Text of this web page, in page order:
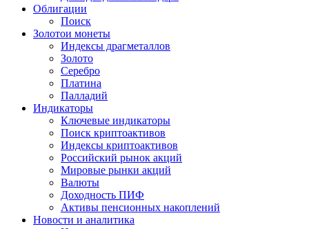
Облигации
Поиск
Золотои монеты
Индексы драгметаллов
Золото
Серебро
Платина
Палладий
Индикаторы
Ключевые индикаторы
Поиск криптоактивов
Индексы криптоактивов
Российский рынок акций
Мировые рынки акций
Валюты
Доходность ПИФ
Активы пенсионных накоплений
Новости и аналитика